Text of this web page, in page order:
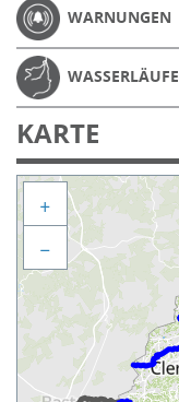
WARNUNGEN
WASSERLÄUFE
KARTE
+
−